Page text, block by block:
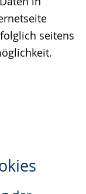
seitens